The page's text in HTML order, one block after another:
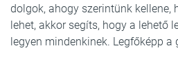
dolgok, ahogy szerintünk kellene,
lehet, akkor segíts, hogy a lehető
legyen mindenkinek. Legfőképp a